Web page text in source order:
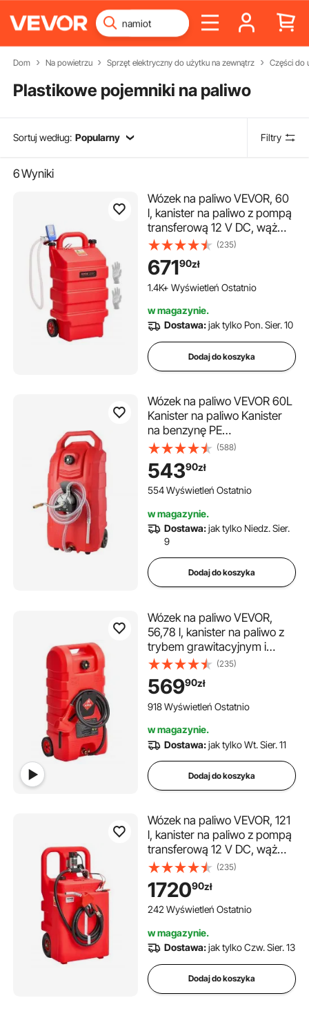
Dom Na powietrzu Sprzęt elektryczny do użytku na zewnątrz Części do
Plastikowe pojemniki na paliwo
Sortuj według: Popularny Filtry
6Wyniki
Wózek na paliwo VEVOR, 60
l, kanister na paliwo z pompą
transferową 12 V DC, wąż
doprowadzający 1,2 m i
dysza z czujnikiem
automatycznego
zatrzymania, adapter do
oleju napędowego i benzyny,
kolor czerwony
(235)
67190zł
1.4K+ Wyświetleń Ostatnio
w magazynie.
Dostawa:jak tylko Pon. Sier. 10
Dodaj do koszyka
Wózek na paliwo VEVOR 60L
Kanister na paliwo Kanister
na benzynę PE
460x533x930mm Pojemnik
na paliwo gazowe 7,8 l/min
Maksymalny przepływ
Kanister wymienny Zbiornik
oleju napędowego, oleju
smarowego, benzyny
(588)
54390zł
554 Wyświetleń Ostatnio
w magazynie.
Dostawa:jak tylko Niedz. Sier.
9
Dodaj do koszyka
Wózek na paliwo VEVOR,
56,78 l, kanister na paliwo z
trybem grawitacyjnym i
pompą ręczną, kanister na
benzynę, wąż
doprowadzający 3 m i
pompka ręczna, zbiornik na
quadów, benzyny i oleju
napędowego
(235)
56990zł
918 Wyświetleń Ostatnio
w magazynie.
Dostawa:jak tylko Wt. Sier. 11
Dodaj do koszyka
Wózek na paliwo VEVOR, 121
l, kanister na paliwo z pompą
transferową 12 V DC, wąż
doprowadzający 3,96 m i
dysza, zbiornik paliwa do
łodzi motorowych, pojazdów
terenowych, generatorów,
(235)
172090zł
242 Wyświetleń Ostatnio
w magazynie.
Dostawa:jak tylko Czw. Sier. 13
Dodaj do koszyka